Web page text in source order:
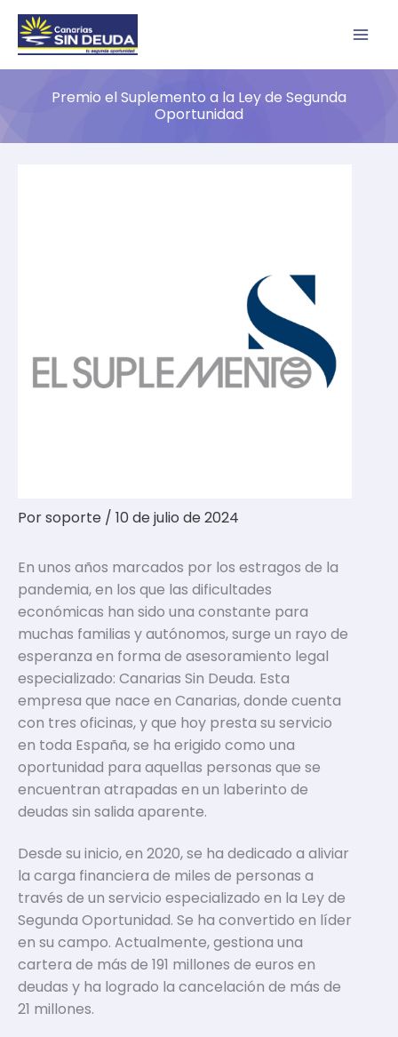
contenido
Premio el Suplemento a la Ley de Segunda
Oportunidad
Porsoporte / 10 de julio de 2024
En unos años marcados por los estragos de la
pandemia, en los que las dificultades
económicas han sido una constante para
muchas familias y autónomos, surge un rayo de
esperanza en forma de asesoramiento legal
especializado: Canarias Sin Deuda. Esta
empresa que nace en Canarias, donde cuenta
con tres oficinas, y que hoy presta su servicio
en toda España, se ha erigido como una
oportunidad para aquellas personas que se
encuentran atrapadas en un laberinto de
deudas sin salida aparente.
Desde su inicio, en 2020, se ha dedicado a aliviar
la carga financiera de miles de personas a
través de un servicio especializado en la Ley de
Segunda Oportunidad. Se ha convertido en líder
en su campo. Actualmente, gestiona una
cartera de más de 191 millones de euros en
deudas y ha logrado la cancelación de más de
21 millones.
B
u
s